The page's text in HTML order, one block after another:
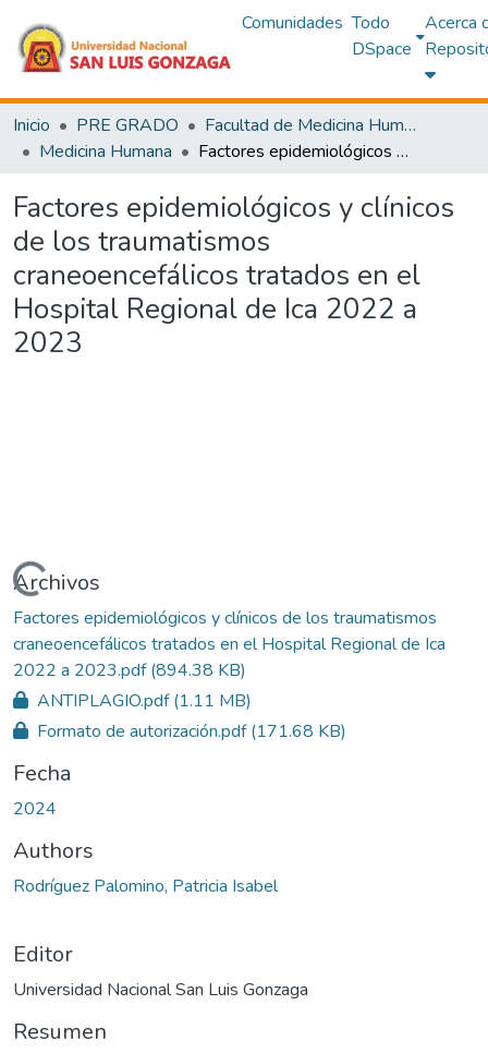
Comunidades Todo
DSpace
Acerca
Inicio PRE GRADO
Facultad de Medicina Humana
Medicina Humana
Factores epidemiológicos y clínicos de los traumatismos craneoencefálicos tratados en el Hospital Regional de Ica 2022 a 2023
Factores epidemiológicos y clínicos
de los traumatismos
craneoencefálicos tratados en el
Hospital Regional de Ica 2022 a
2023
Archivos
Factores epidemiológicos y clínicos de los traumatismos
craneoencefálicos tratados en el Hospital Regional de Ica
2022 a 2023.pdf(894.38 KB)
ANTIPLAGIO.pdf(1.11 MB)
Formato de autorización.pdf(171.68 KB)
Fecha
2024
Authors
Rodríguez Palomino, Patricia Isabel
Editor
Universidad Nacional San Luis Gonzaga
Resumen